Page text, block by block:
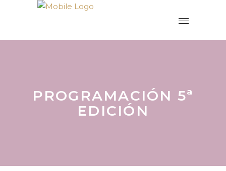
PROGRAMACIÓN 5ª
EDICIÓN